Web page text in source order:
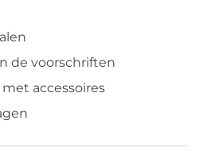
de voorschriften
accessoires